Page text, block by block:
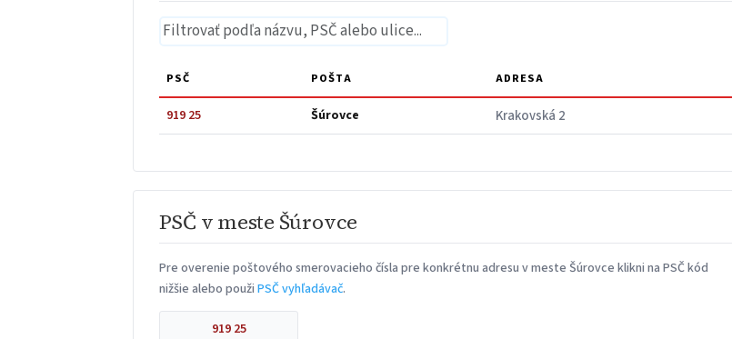
PSČ POŠTA ADRESA
919 25 Šúrovce Krakovská 2
PSČ v meste Šúrovce
Pre overenie poštového smerovacieho čísla pre konkrétnu adresu v meste Šúrovce klikni na PSČ kód
nižšie alebo použiPSČ vyhľadávač.
919 25